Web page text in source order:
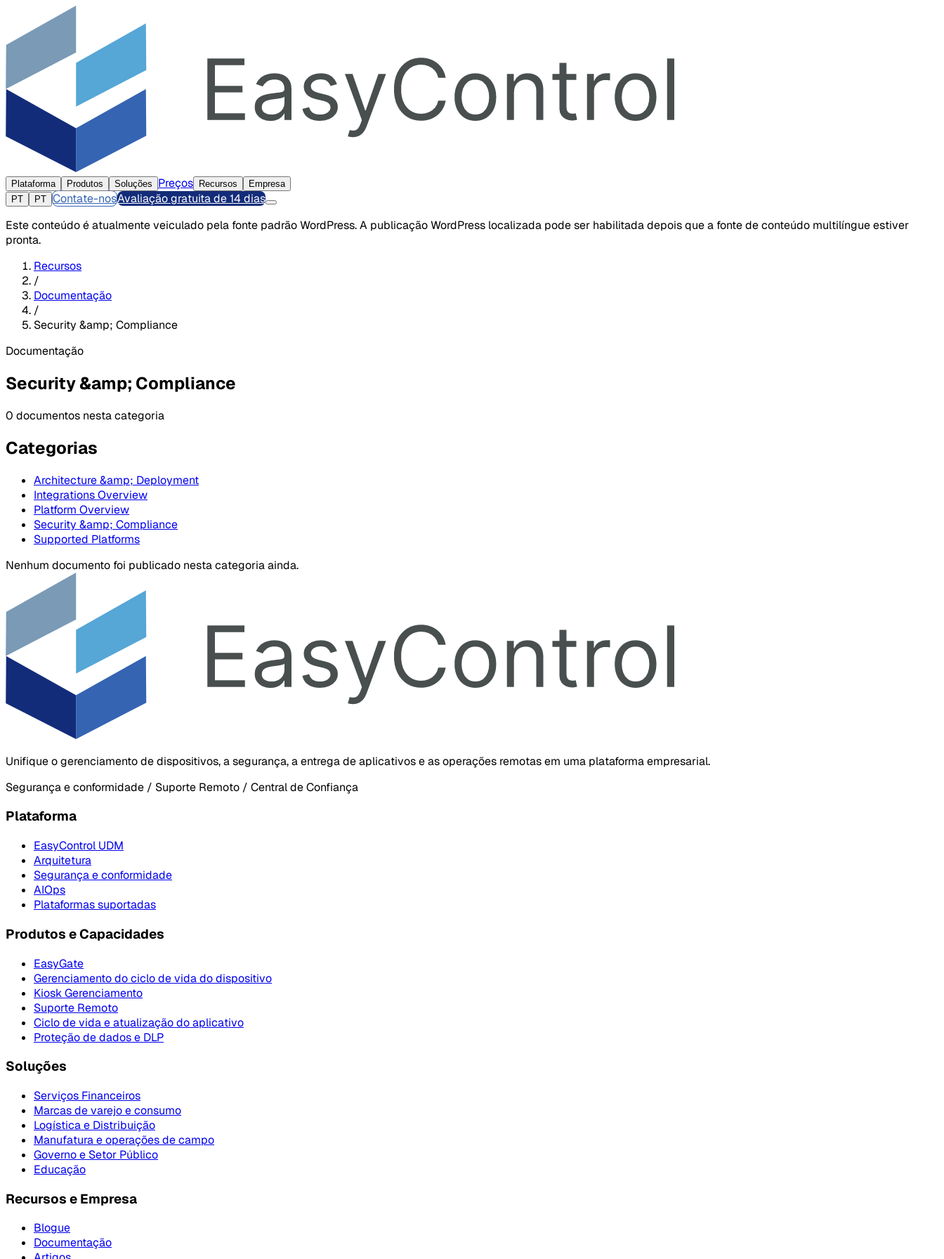
Plataforma Produtos Soluções Preços Recursos
Empresa
PT
PT Contate-nosAvaliação gratuita de 14 dias
Este conteúdo é atualmente veiculado pela fonte padrão WordPress. A publicação WordPress localizada pode ser habilitada depois que a fonte de conteúdo multilíngue estiver
pronta.
Recursos
/
Documentação
/
Security &amp; Compliance
Documentação
Security &amp; Compliance
0 documentos nesta categoria
Categorias
Architecture &amp; Deployment
Integrations Overview
Platform Overview
Security &amp; Compliance
Supported Platforms
Nenhum documento foi publicado nesta categoria ainda.
Unifique o gerenciamento de dispositivos, a segurança, a entrega de aplicativos e as operações remotas em uma plataforma empresarial.
Segurança e conformidade / Suporte Remoto / Central de Confiança
Plataforma
EasyControl UDM
Arquitetura
Segurança e conformidade
AIOps
Plataformas suportadas
Produtos e Capacidades
EasyGate
Gerenciamento do ciclo de vida do dispositivo
Kiosk Gerenciamento
Suporte Remoto
Ciclo de vida e atualização do aplicativo
Proteção de dados e DLP
Soluções
Serviços Financeiros
Marcas de varejo e consumo
Logística e Distribuição
Manufatura e operações de campo
Governo e Setor Público
Educação
Recursos e Empresa
Blogue
Documentação